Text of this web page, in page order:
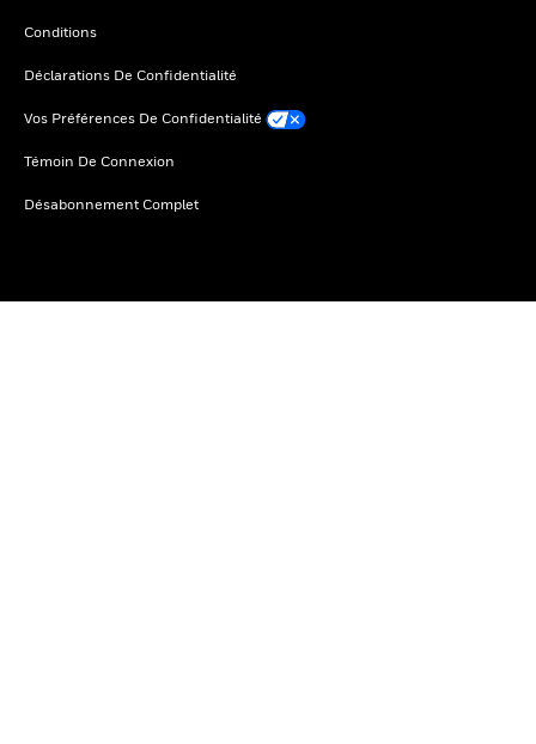
Conditions
Déclarations De Confidentialité
Vos Préférences De Confidentialité
Témoin De Connexion
Désabonnement Complet